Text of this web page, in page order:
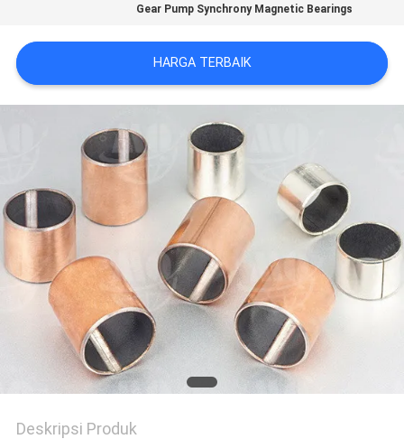
PRIVACY
POLICY
Gear Pump Synchrony Magnetic Bearings
HARGA TERBAIK
Deskripsi Produk